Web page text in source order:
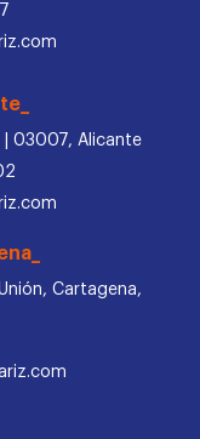
| 03007, Alicante
Cartagena,